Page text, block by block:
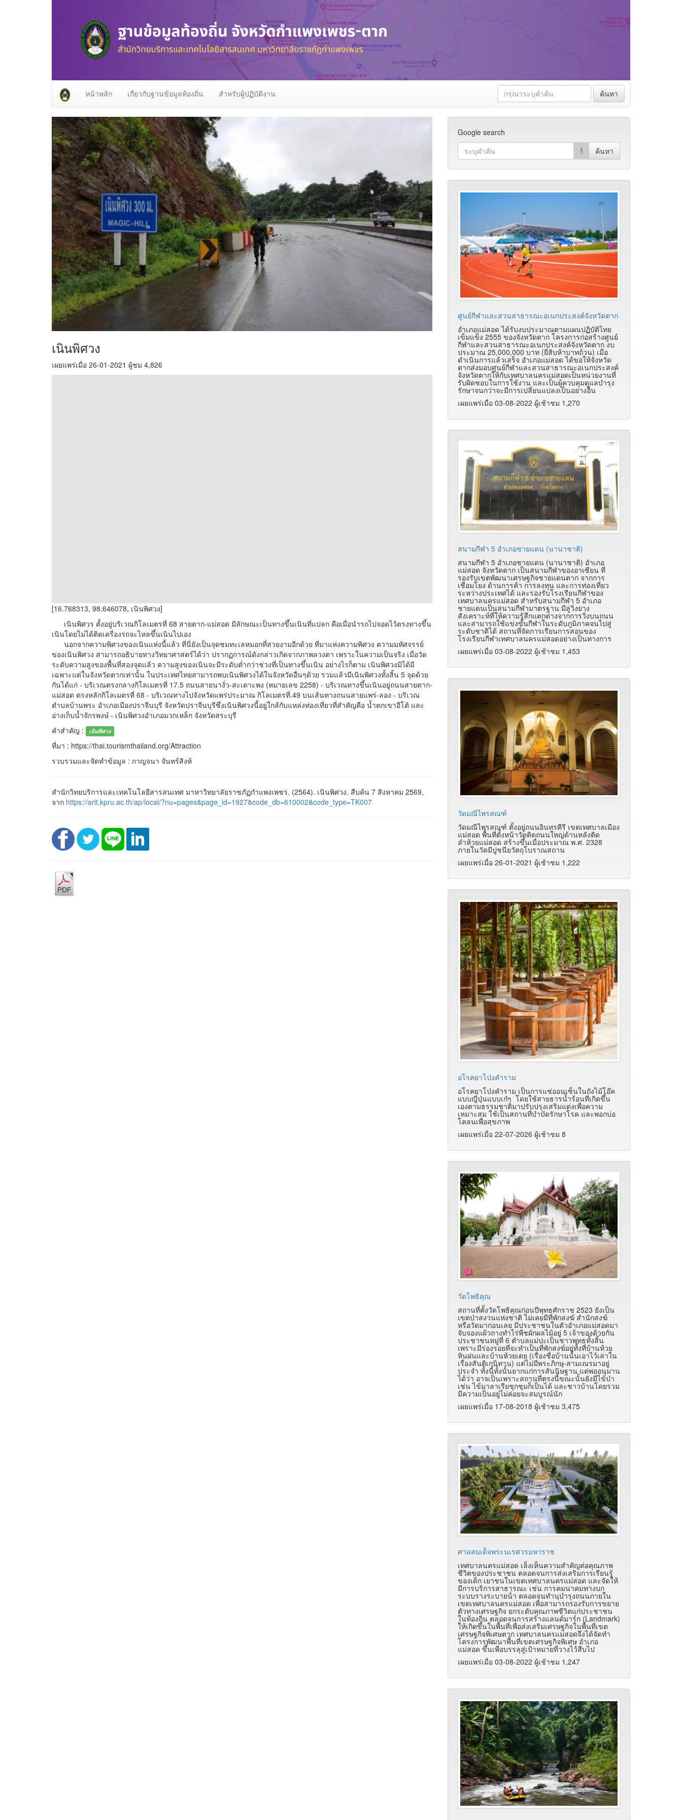
หน้าหลัก เกี่ยวกับฐานข้อมูลท้องถิ่น สำหรับผู้ปฏิบัติงาน ค้นหา
เนินพิศวง
เผยแพร่เมื่อ 26-01-2021 ผู้ชม 4,826
[16.768313, 98.646078, เนินพิศวง]
เนินพิศวร ตั้งอยู่บริเวณกิโลเมตรที่ 68 สายตาก-แม่สอด มีลักษณะเป็นทางขึ้นเนินที่แปลก คือเมื่อนำรถไปจอดไว้ตรงทางขึ้น
เนินโดยไม่ได้ติดเครื่องรถจะไหลขึ้นเนินไปเอง
นอกจากความพิศวงของเนินแห่งนี้แล้ว ที่นี่ยังเป็นจุดชมทะเลหมอกที่สวยงามอีกด้วย ที่มาแห่งความพิศวง ความมหัศจรรย์
ของเนินพิศวง สามารถอธิบายทางวิทยาศาสตร์ได้ว่า ปรากฏการณ์ดังกล่าวเกิดจากภาพลวงตา เพราะในความเป็นจริง เมื่อวัด
ระดับความสูงของพื้นที่สองจุดแล้ว ความสูงของเนินจะมีระดับต่ำกว่าช่วงที่เป็นทางขึ้นเนิน อย่างไรก็ตาม เนินพิศวงมิได้มี
เฉพาะแต่ในจังหวัดตากเท่านั้น ในประเทศไทยสามารถพบเนินพิศวงได้ในจังหวัดอื่นๆด้วย รวมแล้วมีเนินพิศวงทั้งสิ้น 5 จุดด้วย
กันได้แก่ - บริเวณตรงกลางกิโลเมตรที่ 17.5 ถนนสายนางั่ว-สะเดาะพง (หมายเลข 2258) - บริเวณทางขึ้นเนินอยู่ถนนสายตาก-
แม่สอด ตรงหลักกิโลเมตรที่ 68 - บริเวณทางไปจังหวัดแพร่ประมาณ กิโลเมตรที่.49 บนเส้นทางถนนสายแพร่-ลอง - บริเวณ
ตำบลบ้านพระ อำเภอเมืองปราจีนบุรี จังหวัดปราจีนบุรีซึ่งเนินพิศวงนี้อยู่ใกล้กับแหล่งท่องเที่ยวที่สำคัญคือ น้ำตกเขาอีโต้ และ
อ่างเก็บน้ำจักรพงษ์ - เนินพิศวงอำเภอมวกเหล็ก จังหวัดสระบุรี
คำสำคัญ :
เนินพิศวง
ที่มา : https://thai.tourismthailand.org/Attraction
รวบรวมและจัดทำข้อมูล : กาญจนา จันทร์สิงห์
สำนักวิทยบริการและเทคโนโลยีสารสนเทศ มาหาวิทยาลัยราชภัฏกำแพงเพชร. (2564). เนินพิศวง. สืบค้น 7 สิงหาคม 2569,
จาก https://arit.kpru.ac.th/ap/local/?nu=pages&page_id=1927&code_db=610002&code_type=TK007
Google search
ศูนย์กีฬาและสวนสาธารณะอเนกประสงค์จังหวัดตาก
อำเภอแม่สอด ได้รับงบประมาณตามแผนปฏิบัติไทย
เข็มแข็ง 2555 ของจังหวัดตาก โครงการก่อสร้างศูนย์
กีฬาและสวนสาธารณะอเนกประสงค์จังหวัดตาก งบ
ประมาณ 25,000,000 บาท (ยี่สิบห้าบาทถ้วน) เมื่อ
ดำเนินการแล้วเสร็จ อำเภอแม่สอด ได้ขอให้จังหวัด
ตากส่งมอบศูนย์กีฬาและสวนสาธารณะอเนกประสงค์
จังหวัดตากให้กับเทศบาลนครแม่สอดเป็นหน่วยงานที่
รับผิดชอบในการใช้งาน และเป็นผู้ควบคุมดูแลบำรุง
รักษาจนกว่าจะมีการเปลี่ยนแปลงเป็นอย่างอื่น
เผยแพร่เมื่อ 03-08-2022 ผู้เช้าชม 1,270
สนามกีฬา 5 อำเภอชายแดน (นานาชาติ)
สนามกีฬา 5 อำเภอชายแดน (นานาชาติ) อำเภอ
แม่สอด จังหวัดตาก เป็นสนามกีฬาของอาเซียน ที่
รองรับเขตพัฒนาเศรษฐกิจชายแดนตาก จากการ
เชื่อมโยง ด้านการค้า การลงทุน และการท่องเที่ยว
ระหว่างประเทศได้ และรองรับโรงเรียนกีฬาของ
เทศบาลนครแม่สอด สำหรับสนามกีฬา 5 อำเภอ
ชายแดนเป็นสนามกีฬามาตรฐาน มีลู่วิ่งยาง
สังเคราะห์ที่ให้ความรู้สึกแตกต่างจากการวิ่งบนถนน
และสามารถใช้แข่งขั้นกีฬาในระดับภูมิภาคจนไปสู่
ระดับชาติได้ สถานที่จัดการเรียนการสอนของ
โรงเรียนกีฬาเทศบาลนครแม่สอดอย่างเป็นทางการ
เผยแพร่เมื่อ 03-08-2022 ผู้เช้าชม 1,453
วัดมณีไพรสณฑ์
วัดมณีไพรสณฑ์ ตั้งอยู่ถนนอินทรคีรี เขตเทศบาลเมือง
แม่สอด พื้นที่ตั้งหน้าวัดติดถนนใหญ่ด้านหลังติด
ลำห้วยแม่สอด สร้างขึ้นเมื่อประมาณ พ.ศ. 2328
ภายในวัดมีปูชนียวัตถุโบราณสถาน
เผยแพร่เมื่อ 26-01-2021 ผู้เช้าชม 1,222
อโรคยาโป่งคำราม
อโรคยาโป่งคำราม เป็นการแช่ออนเซ็นในถังไม้โอ๊ค
แบบญี่ปุ่นแบบเก๋ๆ โดยใช้สายธารน้ำร้อนที่เกิดขึ้น
เองตามธรรมชาติมาปรับปรุงเสริมแต่งเพื่อความ
เหมาะสม ใช้เป็นสถานที่บำบัดรักษาโรค และพอกบ่อ
โคลนเพื่อสุขภาพ
เผยแพร่เมื่อ 22-07-2026 ผู้เช้าชม 8
วัดโพธิคุณ
สถานที่ตั้งวัดโพธิคุณก่อนปีพุทธศักราช 2523 ยังเป็น
เขตป่าสงวนแห่งชาติ ไม่เคยมีที่พักสงฆ์ สำนักสงฆ์
หรือวัดมาก่อนเลย มีประชาชนในตัวอำเภอแม่สอดมา
จับจองแผ้วถางทำไร่พืชผักผลไม้อยู่ 5 เจ้าของด้วยกัน
ประชาชนหมู่ที่ 6 ตำบลแม่ปะเป็นชาวพุทธทั้งสิ้น
เพราะมีร่องรอยที่จะทำเป็นที่พักสงฆ์อยู่ทั้งที่บ้านห้วย
หินฝนและบ้านห้วยเตย (เรื่องชื่อบ้านนั้นเอาไว้เล่าใน
เรื่องสันติเกนิทาน) แต่ไม่มีพระภิกษุ-สามเณรมาอยู่
ประจำ ทั้งนี้ทั้งนั้นยากแก่การสันนิษฐาน แต่พออนุมาน
ได้ว่า อาจเป็นเพราะสถานที่ตรงนี้ขณะนั้นยังมีไข้ป่า
เช่น ไข้มาลาเรียชุกชุมก็เป็นได้ และชาวบ้านโดยรวม
มีความเป็นอยู่ไม่ค่อยจะสมบูรณ์นัก
เผยแพร่เมื่อ 17-08-2018 ผู้เช้าชม 3,475
ศาลสมเด็จพระนเรศวรมหาราช
เทศบาลนครแม่สอด เล็งเห็นความสําคัญต่อคุณภาพ
ชีวิตของประชาชน ตลอดจนการส่งเสริมการเรียนรู้
ของเด็ก เยาชนในเขตเทศบาลนครแม่สอด และจัดให้
มีการบริการสาธารณะ เช่น การคมนาคมทางบก
ระบบรางระบายน้ํา ตลอดจนทํานุบํารุงถนนภายใน
เขตเทศบาลนครแม่สอด เพื่อสามารถรองรับการขยาย
ตัวทางเศรษฐกิจ ยกระดับคุณภาพชีวิตแก่ประชาชน
ในท้องถิ่น ตลอดจนการสร้างแลนด์มาร์ก (Landmark)
ให้เกิดขึ้นในพื้นที่เพื่อส่งเสริมเศรษฐกิจในพื้นที่เขต
เศรษฐกิจพิเศษตาก เทศบาลนครแม่สอดจึงได้จัดทํา
โครงการพัฒนาพื้นที่เขตเศรษฐกิจพิเศษ อําเภอ
แม่สอด ขึ้นเพื่อบรรลุสู่เป้าหมายที่วางไว้สืบไป
เผยแพร่เมื่อ 03-08-2022 ผู้เช้าชม 1,247